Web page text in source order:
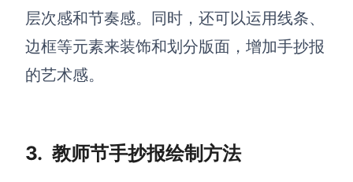
层次感和节奏感。同时，还可以运用线条、
边框等元素来装饰和划分版面，增加手抄报
的艺术感。
3. 教师节手抄报绘制方法